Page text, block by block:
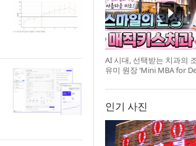
AI 시대, 선택받는 치과의
유미 원장 ‘Mini MBA for
인기 사진